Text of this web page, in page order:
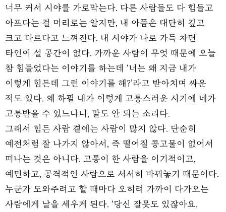
너무 커서 시야를 가로막는다. 다른 사람들도 다 힘들고
아프다는 걸 머리로는 알지만, 내 아픔은 대단히 깊고
크고 다르다고 느껴진다. 내 시야가 나로 가득 차면
타인이 설 공간이 없다. 가까운 사람이 무엇 때문에 오늘
참 힘들었다는 이야기를 하는데 ‘너는 왜 지금 내가
이렇게 힘든데 그런 이야기를 해?’라고 받아치며 싸운
적도 있다. 왜 하필 내가 이렇게 고통스러운 시기에 네가
고통받을 수 있느냐니, 말도 안 되는 소리다.
그래서 힘든 사람 곁에는 사람이 많지 않다. 단순히
예전처럼 잘 나가지 않아서, 즉 떨어질 콩고물이 없어서
떠나는 것은 아니다. 고통이 한 사람을 이기적이고,
예민하고, 공격적인 사람으로 서서히 바꿔놓기 때문이다.
누군가 도와주려고 할 때마다 오히려 가까이 다가오는
사람에게 날을 세우게 된다. ‘당신 잘못도 있잖아요.